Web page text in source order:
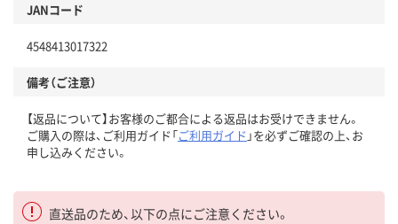
JANコード
4548413017322
備考（ご注意）
【返品について】お客様のご都合による返品はお受けできません。
ご購入の際は、ご利用ガイド「ご利用ガイド 」を必ずご確認の上、お
申し込みください。
直送品のため、以下の点にご注意ください。